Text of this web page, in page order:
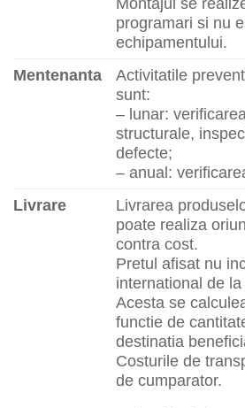
Montajul se
programari si nu
echipamentului.
Mentenanta
Activitatile
sunt:
– lunar:
structurale,
defecte;
– anual:
Livrare
Livrarea
poate realiza
contra cost.
Pretul afisat nu
international de
Acesta se
functie de
destinatia
Costurile de
de cumparator.